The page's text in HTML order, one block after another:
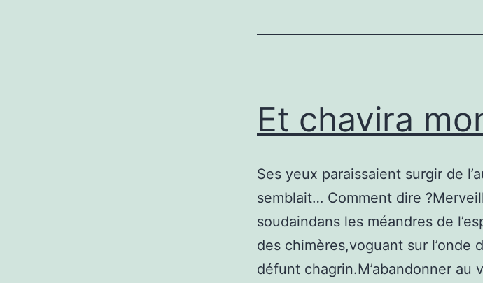
Et chavira
Ses yeux paraissaient surgir de
semblait… Comment dire
soudaindans les méandres de
des chimères,voguant sur l’onde
défunt chagrin.M’abandonner au